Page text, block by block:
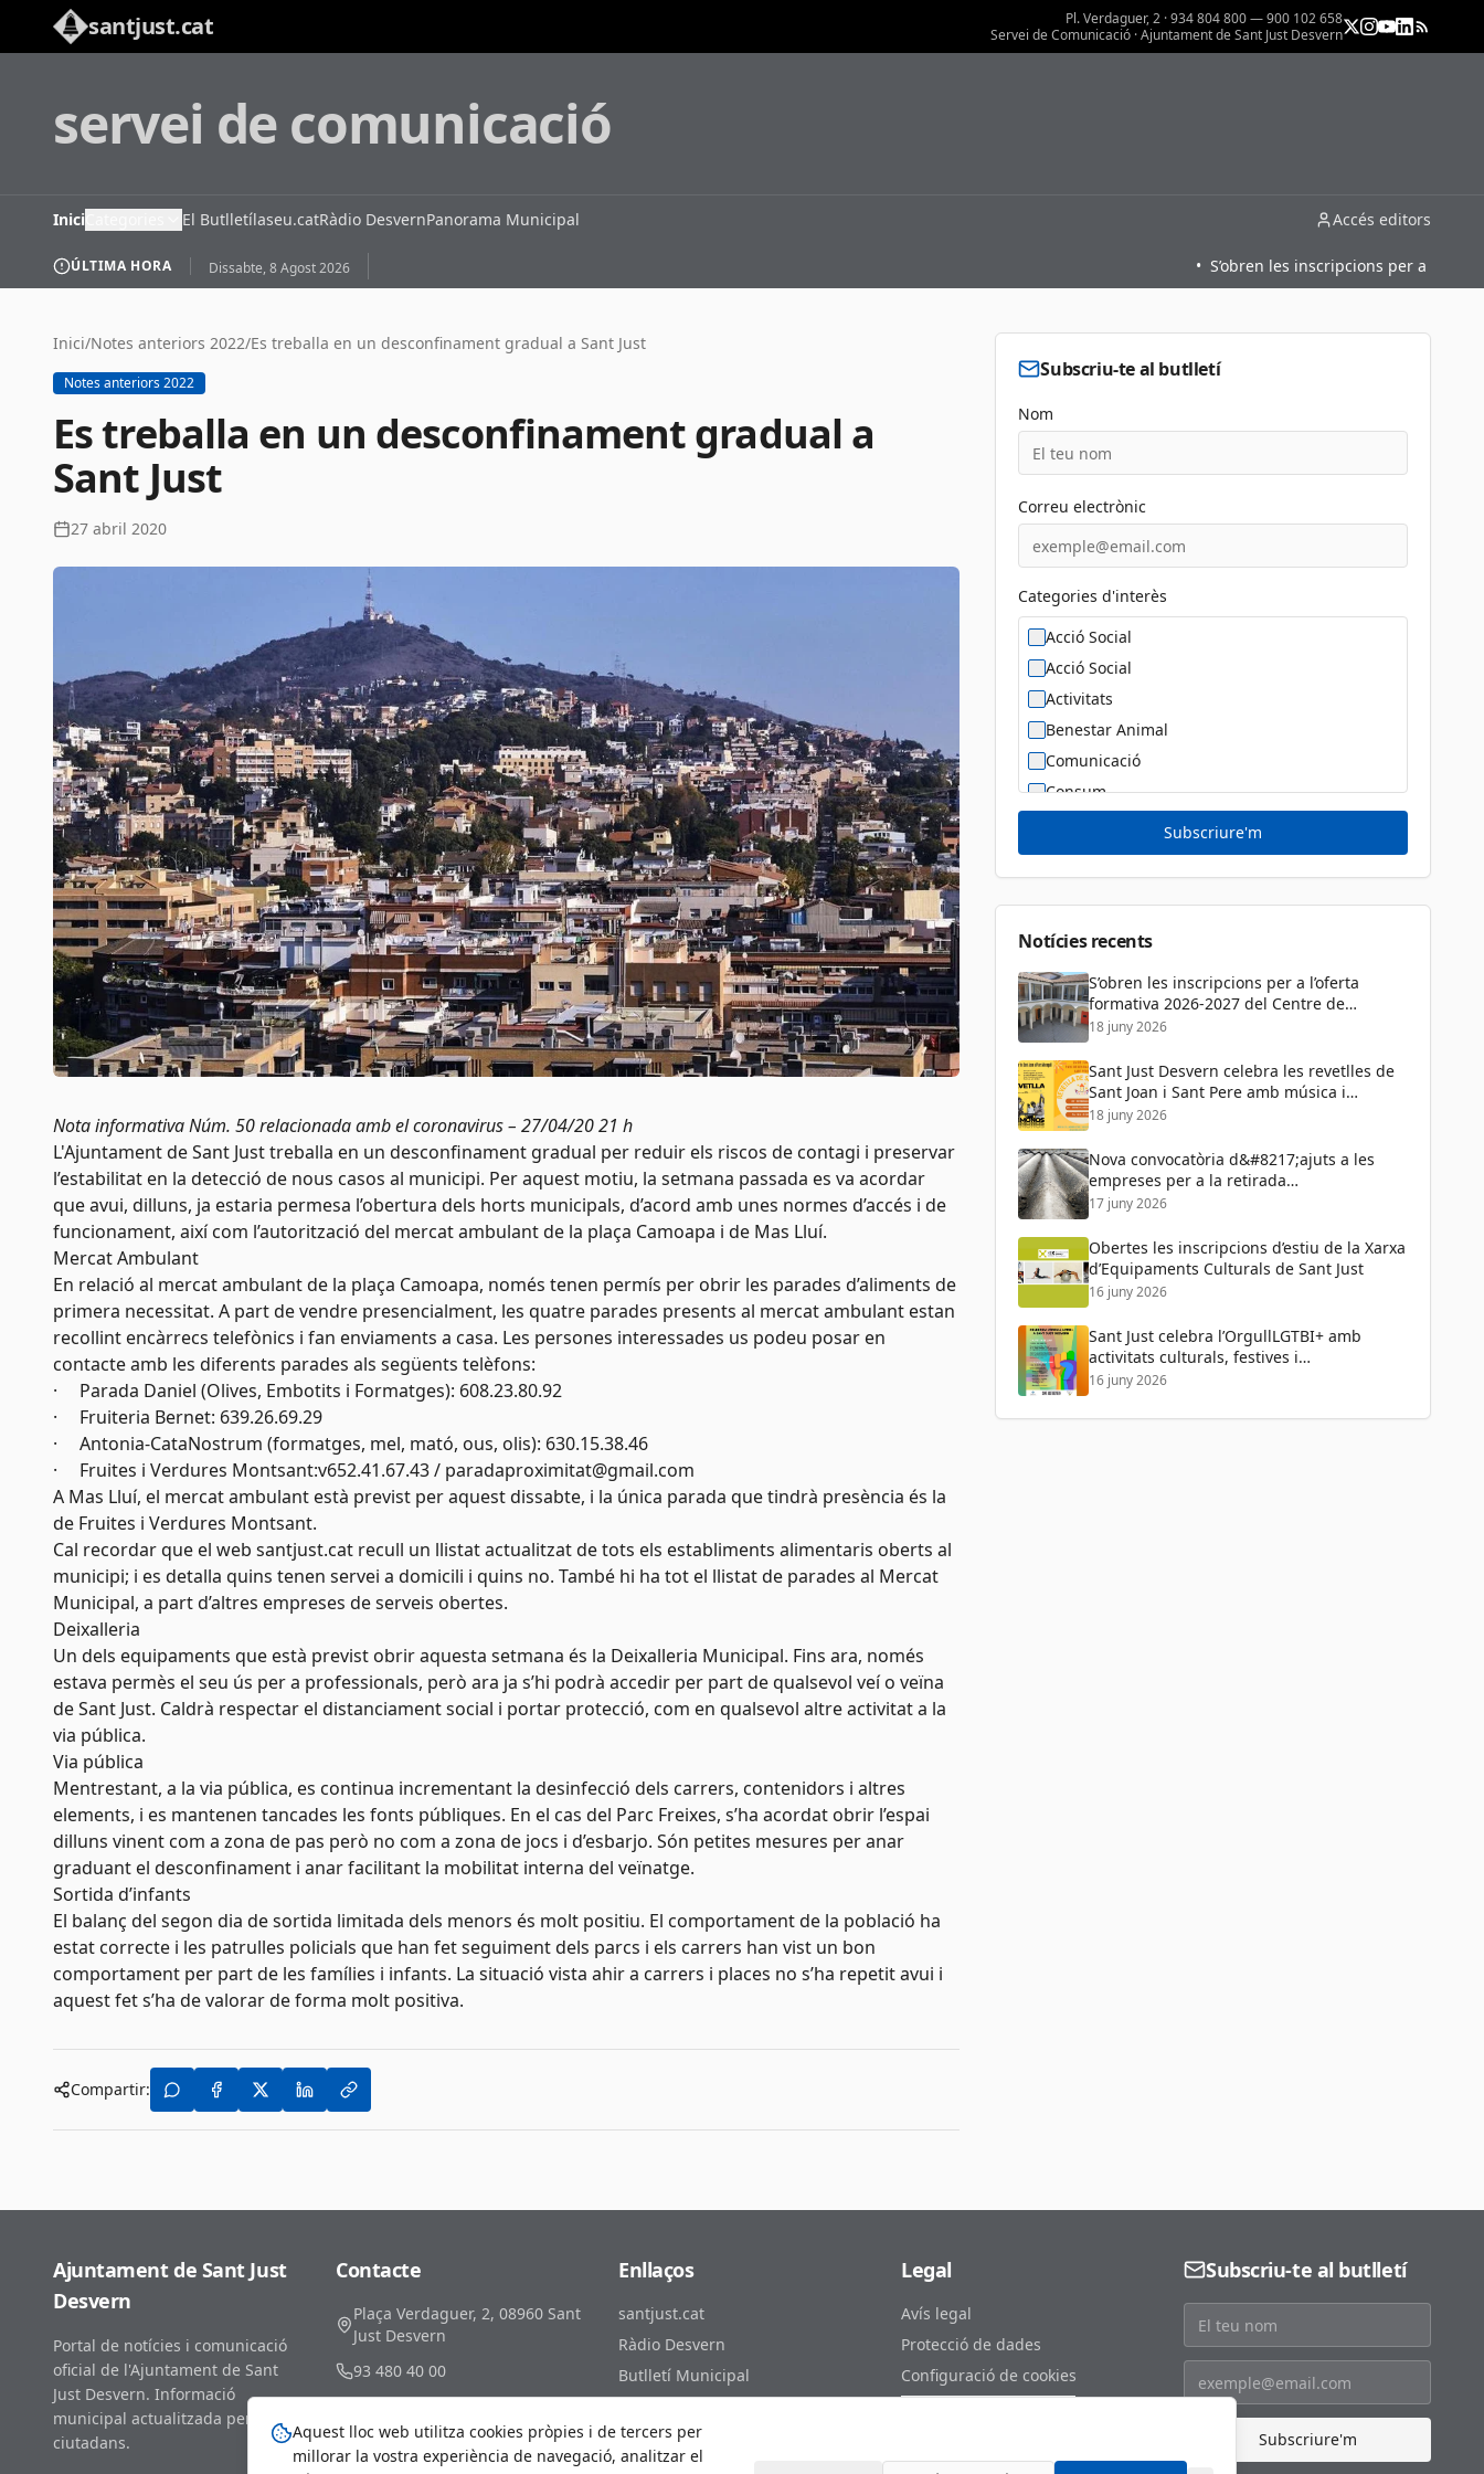
santjust.cat
Pl. Verdaguer, 2 · 934 804 800 — 900 102 658
Servei de Comunicació · Ajuntament de Sant Just Desvern
servei de comunicació
Inici El Butlletílaseu.catRàdio DesvernPanorama Municipal Accés editors
ÚLTIMA HORA Dissabte, 8 Agost 2026 S’obren les inscripcions per a l’oferta
Inici/Notes anteriors 2022/Es treballa en un desconfinament gradual a Sant Just
Notes anteriors 2022
Es treballa en un desconfinament gradual a
Sant Just
27 abril 2020
Nota informativa Núm. 50 relacionada amb el coronavirus – 27/04/20 21 h
L'Ajuntament de Sant Just treballa en un desconfinament gradual per reduir els riscos de contagi i preservar
l’estabilitat en la detecció de nous casos al municipi. Per aquest motiu, la setmana passada es va acordar
que avui, dilluns, ja estaria permesa l’obertura dels horts municipals, d’acord amb unes normes d’accés i de
funcionament, així com l’autorització del mercat ambulant de la plaça Camoapa i de Mas Lluí.
Mercat Ambulant
En relació al mercat ambulant de la plaça Camoapa, només tenen permís per obrir les parades d’aliments de
primera necessitat. A part de vendre presencialment, les quatre parades presents al mercat ambulant estan
recollint encàrrecs telefònics i fan enviaments a casa. Les persones interessades us podeu posar en
contacte amb les diferents parades als següents telèfons:
· Parada Daniel (Olives, Embotits i Formatges): 608.23.80.92
· Fruiteria Bernet: 639.26.69.29
· Antonia-CataNostrum (formatges, mel, mató, ous, olis): 630.15.38.46
· Fruites i Verdures Montsant:v652.41.67.43 / paradaproximitat@gmail.com
A Mas Lluí, el mercat ambulant està previst per aquest dissabte, i la única parada que tindrà presència és la
de Fruites i Verdures Montsant.
Cal recordar que el web santjust.cat recull un llistat actualitzat de tots els establiments alimentaris oberts al
municipi; i es detalla quins tenen servei a domicili i quins no. També hi ha tot el llistat de parades al Mercat
Municipal, a part d’altres empreses de serveis obertes.
Deixalleria
Un dels equipaments que està previst obrir aquesta setmana és la Deixalleria Municipal. Fins ara, només
estava permès el seu ús per a professionals, però ara ja s’hi podrà accedir per part de qualsevol veí o veïna
de Sant Just. Caldrà respectar el distanciament social i portar protecció, com en qualsevol altre activitat a la
via pública.
Via pública
Mentrestant, a la via pública, es continua incrementant la desinfecció dels carrers, contenidors i altres
elements, i es mantenen tancades les fonts públiques. En el cas del Parc Freixes, s’ha acordat obrir l’espai
dilluns vinent com a zona de pas però no com a zona de jocs i d’esbarjo. Són petites mesures per anar
graduant el desconfinament i anar facilitant la mobilitat interna del veïnatge.
Sortida d’infants
El balanç del segon dia de sortida limitada dels menors és molt positiu. El comportament de la població ha
estat correcte i les patrulles policials que han fet seguiment dels parcs i els carrers han vist un bon
comportament per part de les famílies i infants. La situació vista ahir a carrers i places no s’ha repetit avui i
aquest fet s’ha de valorar de forma molt positiva.
Compartir:
Subscriu-te al butlletí
Nom
Correu electrònic
Categories d'interès
Acció Social
Acció Social
Activitats
Benestar Animal
Comunicació
Consum
Diversitat Sexual i de Gènere
Dona
Subscriure'm
Notícies recents
S’obren les inscripcions per a l’oferta
formativa 2026-2027 del Centre de
Formació de Persones Adultes
18 juny 2026
Sant Just Desvern celebra les revetlles de
Sant Joan i Sant Pere amb música i
activitats per a tots els públics
18 juny 2026
Nova convocatòria d&#8217;ajuts a les
empreses per a la retirada
d&#8217;amiant
17 juny 2026
Obertes les inscripcions d’estiu de la Xarxa
d’Equipaments Culturals de Sant Just
16 juny 2026
Sant Just celebra l’OrgullLGTBI+ amb
activitats culturals, festives i
reivindicatives
16 juny 2026
Ajuntament de Sant Just
Desvern
Portal de notícies i comunicació
oficial de l'Ajuntament de Sant
Just Desvern. Informació
municipal actualitzada per als
ciutadans.
Contacte
Plaça Verdaguer, 2, 08960 Sant
Just Desvern
93 480 40 00
Enllaços
santjust.cat
Ràdio Desvern
Butlletí Municipal
Subscriu-te al RSS
Legal
Avís legal
Protecció de dades
Configuració de cookies
Subscriu-te al butlletí
Subscriure'm
Aquest lloc web utilitza cookies pròpies i de tercers per
millorar la vostra experiència de navegació, analitzar el